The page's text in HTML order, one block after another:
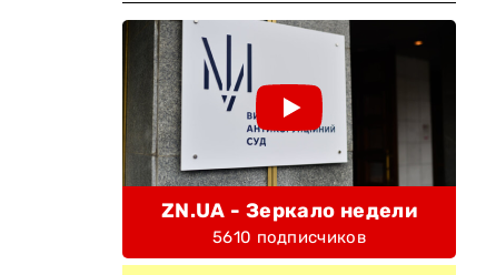
ZN.UA - Зеркало недели
5610 подписчиков